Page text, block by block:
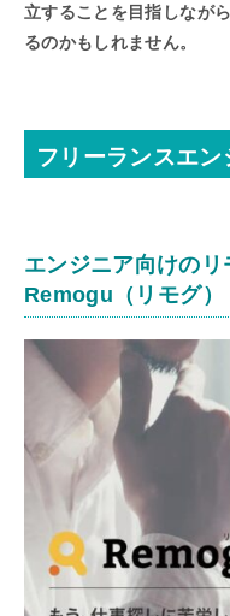
立することを目指しなが
るのかもしれません。
フリーランスエ
エンジニア向けのリ
Remogu（リモグ）